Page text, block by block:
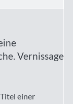
Vernissage
einer